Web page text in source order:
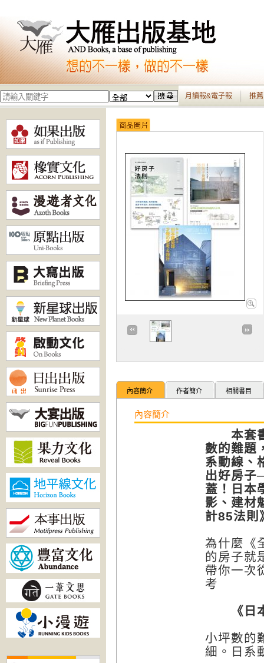
月讀報&電子報 推
內容簡介 作者簡介 相關書目
內容簡介
本套書
數的難題
系動線、
出好房子
蓋！日本
影、建材
計85法則
為什麼《
的房子就
帶你一次
考
《日本
小坪數的
細。日系